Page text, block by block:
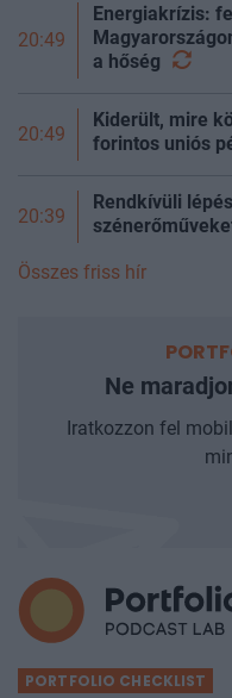
20:49
Energiakrízis:
a hőség
20:49
Kiderült, mire
forintos uniós
20:39
Rendkívüli
Összes friss hír
Ne
Iratkozzon fel
PORTFOLIO CHECKLIST